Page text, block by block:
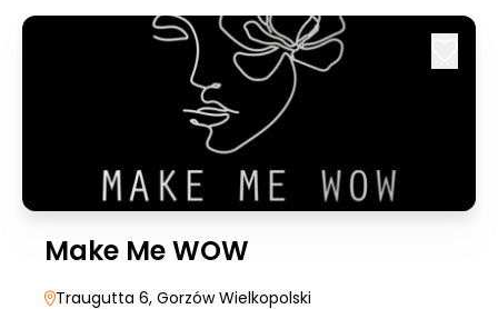
Make Me WOW
Traugutta 6, Gorzów Wielkopolski